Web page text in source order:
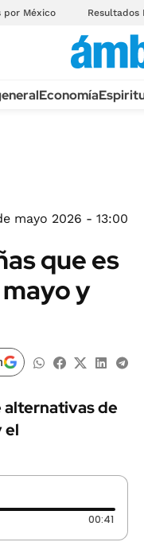
por México Resultados
Economía
mayo 2026 - 13:00
que es
y
alternativas de
el
00:41